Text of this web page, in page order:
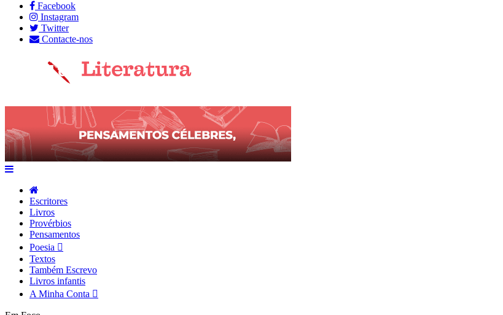
Facebook
Instagram
Twitter
Contacte-nos
Escritores
Livros
Provérbios
Pensamentos
Poesia
Textos
Também Escrevo
Livros infantis
A Minha Conta